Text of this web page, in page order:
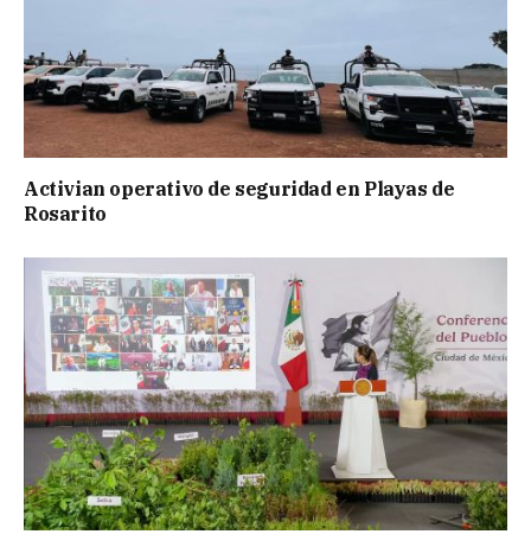
Activian operativo de seguridad en Playas de
Rosarito